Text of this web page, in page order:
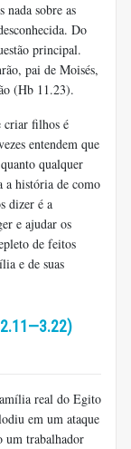
sobre as
Do
principal.
pai de Moisés,
(Hb 11.23).
criar filhos é
entendem que
qualquer
a história de como
dizer é a
e ajudar os
de feitos
e de suas
real do Egito
em um ataque
um trabalhador